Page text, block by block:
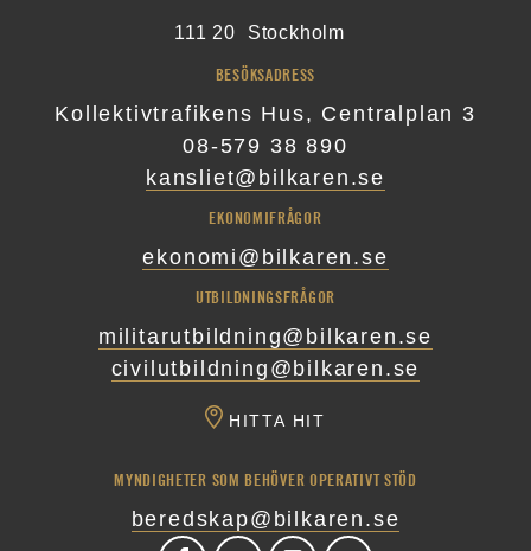
111 20 Stockholm
BESÖKSADRESS
Kollektivtrafikens Hus, Centralplan 3
08-579 38 890
kansliet@bilkaren.se
EKONOMIFRÅGOR
ekonomi@bilkaren.se
UTBILDNINGSFRÅGOR
militarutbildning@bilkaren.se
civilutbildning@bilkaren.se
HITTA HIT
MYNDIGHETER SOM BEHÖVER OPERATIVT STÖD
beredskap@bilkaren.se